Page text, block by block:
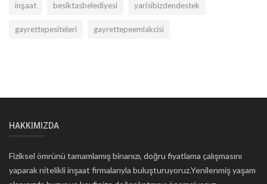
inşaat besiktasbelediyesi yarisibizdendestek
gayrettepesiteleri gayrettepeemlakcisi
HAKKIMIZDA
Fiziksel ömrünü tamamlamış binanızı, doğru fiyatlama çalışmasını
yaparak nitelikli inşaat firmalarıyla buluşturuyoruz.Yenilenmiş yaşam